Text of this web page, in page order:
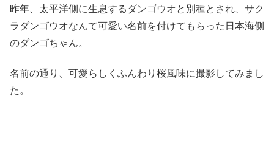
昨年、太平洋側に生息するダンゴウオと別種とされ、サク
ラダンゴウオなんて可愛い名前を付けてもらった日本海側
のダンゴちゃん。
名前の通り、可愛らしくふんわり桜風味に撮影してみまし
た。